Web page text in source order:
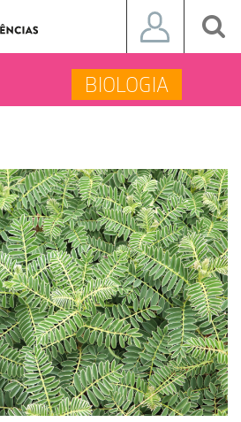
BIOLOGIA